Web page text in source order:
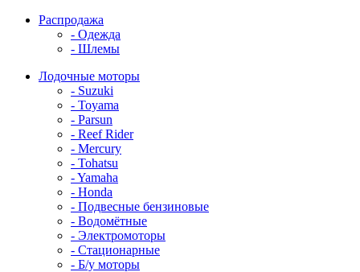
Распродажа
- Одежда
- Шлемы
Лодочные моторы
- Suzuki
- Toyama
- Parsun
- Reef Rider
- Mercury
- Tohatsu
- Yamaha
- Honda
- Подвесные бензиновые
- Водомётные
- Электромоторы
- Стационарные
- Б/у моторы